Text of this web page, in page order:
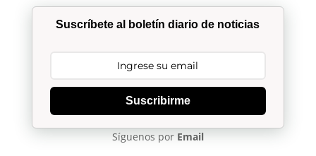
Suscríbete al boletín diario de noticias
Suscribirme
Síguenos por Email